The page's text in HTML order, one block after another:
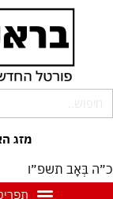
כ״ה בְּאָב תשפ״ו